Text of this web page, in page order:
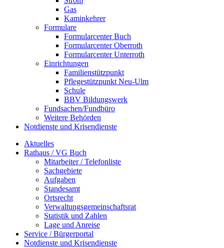
Gas
Kaminkehrer
Formulare
Formularcenter Buch
Formularcenter Oberroth
Formularcenter Unterroth
Einrichtungen
Familienstützpunkt
Pflegestützpunkt Neu-Ulm
Schule
BBV Bildungswerk
Fundsachen/Fundbüro
Weitere Behörden
Notdienste und Krisendienste
Aktuelles
Rathaus / VG Buch
Mitarbeiter / Telefonliste
Sachgebiete
Aufgaben
Standesamt
Ortsrecht
Verwaltungsgemeinschaftsrat
Statistik und Zahlen
Lage und Anreise
Service / Bürgerportal
Notdienste und Krisendienste